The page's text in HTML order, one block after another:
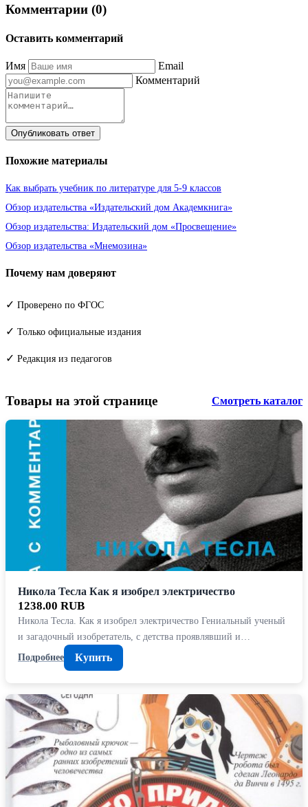
Комментарии (0)
Оставить комментарий
Имя
Email
Комментарий
Опубликовать ответ
Похожие материалы
Как выбрать учебник по литературе для 5-9 классов
Обзор издательства «Издательский дом Академкнига»
Обзор издательства: Издательский дом «Просвещение»
Обзор издательства «Мнемозина»
Почему нам доверяют
✓ Проверено по ФГОС
✓ Только официальные издания
✓ Редакция из педагогов
Товары на этой странице Смотреть каталог
Никола Тесла Как я изобрел электричество
1238.00 RUB
Никола Тесла. Как я изобрел электричество Гениальный ученый
и загадочный изобретатель, с детства проявлявший и…
Подробнее
Купить